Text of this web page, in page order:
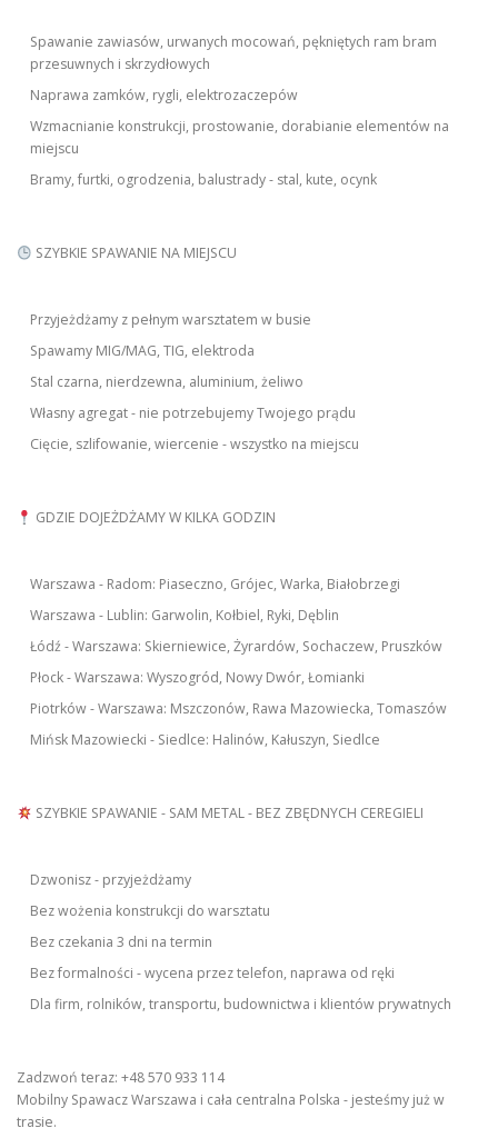
Spawanie zawiasów, urwanych mocowań, pękniętych ram bram
przesuwnych i skrzydłowych
Naprawa zamków, rygli, elektrozaczepów
Wzmacnianie konstrukcji, prostowanie, dorabianie elementów na
miejscu
Bramy, furtki, ogrodzenia, balustrady - stal, kute, ocynk
SZYBKIE SPAWANIE NA MIEJSCU
Przyjeżdżamy z pełnym warsztatem w busie
Spawamy MIG/MAG, TIG, elektroda
Stal czarna, nierdzewna, aluminium, żeliwo
Własny agregat - nie potrzebujemy Twojego prądu
Cięcie, szlifowanie, wiercenie - wszystko na miejscu
GDZIE DOJEŻDŻAMY W KILKA GODZIN
Warszawa - Radom: Piaseczno, Grójec, Warka, Białobrzegi
Warszawa - Lublin: Garwolin, Kołbiel, Ryki, Dęblin
Łódź - Warszawa: Skierniewice, Żyrardów, Sochaczew, Pruszków
Płock - Warszawa: Wyszogród, Nowy Dwór, Łomianki
Piotrków - Warszawa: Mszczonów, Rawa Mazowiecka, Tomaszów
Mińsk Mazowiecki - Siedlce: Halinów, Kałuszyn, Siedlce
SZYBKIE SPAWANIE - SAM METAL - BEZ ZBĘDNYCH CEREGIELI
Dzwonisz - przyjeżdżamy
Bez wożenia konstrukcji do warsztatu
Bez czekania 3 dni na termin
Bez formalności - wycena przez telefon, naprawa od ręki
Dla firm, rolników, transportu, budownictwa i klientów prywatnych
Zadzwoń teraz: +48 570 933 114
Mobilny Spawacz Warszawa i cała centralna Polska - jesteśmy już w
trasie.